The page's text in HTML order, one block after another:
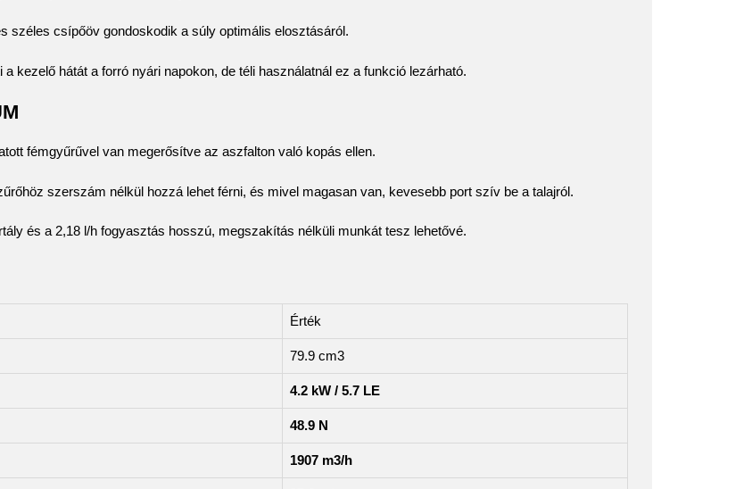
széles csípőöv gondoskodik a súly optimális elosztásáról.
kezelő hátát a forró nyári napokon, de téli használatnál ez a funkció lezárható.
fémgyűrűvel van megerősítve az aszfalton való kopás ellen.
szerszám nélkül hozzá lehet férni, és mivel magasan van, kevesebb port szív be a talajról.
és a 2,18 l/h fogyasztás hosszú, megszakítás nélküli munkát tesz lehetővé.
Érték
79.9 cm3
4.2 kW / 5.7 LE
48.9 N
1907 m3/h